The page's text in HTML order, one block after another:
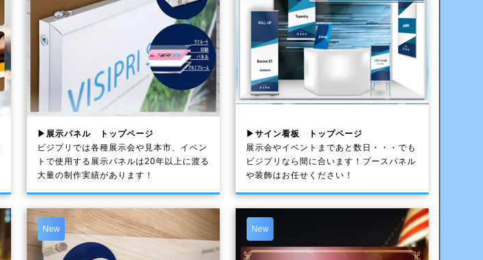
▶展示パネル トップページ
ビジプリでは各種展示会や見本市、イベン
トで使用する展示パネルは20年以上に渡る
大量の制作実績があります！
▶サイン看板 トップページ
展示会やイベントまであと数日・・・でも
ビジプリなら間に合います！ブースパネル
や装飾はお任せください！
New New